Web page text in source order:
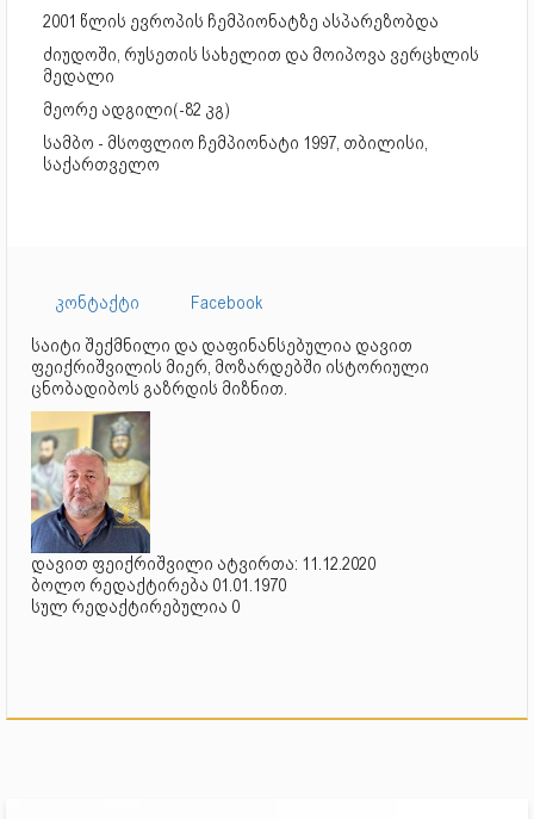
2001 წლის ევროპის ჩემპიონატზე ასპარეზობდა
ძიუდოში, რუსეთის სახელით და მოიპოვა ვერცხლის
მედალი
მეორე ადგილი(-82 კგ)
სამბო - მსოფლიო ჩემპიონატი 1997, თბილისი,
საქართველო
კონტაქტი
Facebook
საიტი შექმნილი და დაფინანსებულია დავით
ფეიქრიშვილის მიერ, მოზარდებში ისტორიული
ცნობადიბოს გაზრდის მიზნით.
დავით ფეიქრიშვილი ატვირთა: 11.12.2020
ბოლო რედაქტირება 01.01.1970
სულ რედაქტირებულია 0